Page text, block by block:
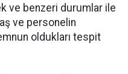
ve benzeri durumlar ile
ve personelin
oldukları tespit